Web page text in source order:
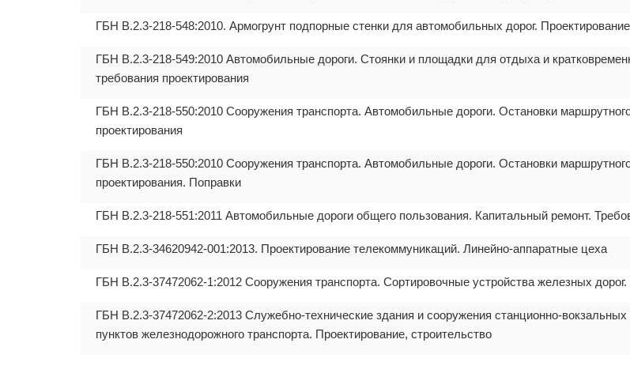
ГБН В.2.3-218-548:2010. Армогрунт подпорные стенки для автомобильных дорог.
ГБН В.2.3-218-549:2010 Автомобильные дороги. Стоянки и площадки для отдыха и
требования проектирования
ГБН В.2.3-218-550:2010 Сооружения транспорта. Автомобильные дороги. Остановки
проектирования
ГБН В.2.3-218-550:2010 Сооружения транспорта. Автомобильные дороги. Остановки
проектирования. Поправки
ГБН В.2.3-218-551:2011 Автомобильные дороги общего пользования. Капитальный ремонт.
ГБН В.2.3-34620942-001:2013. Проектирование телекоммуникаций. Линейно-аппаратные цеха
ГБН В.2.3-37472062-1:2012 Сооружения транспорта. Сортировочные устройства железных
ГБН В.2.3-37472062-2:2013 Служебно-технические здания и сооружения станционно-
пунктов железнодорожного транспорта. Проектирование, строительство